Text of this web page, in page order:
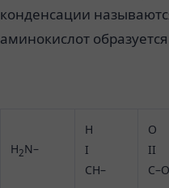
конденсации
аминокислот
H2N–
H
I
CH–
O
II